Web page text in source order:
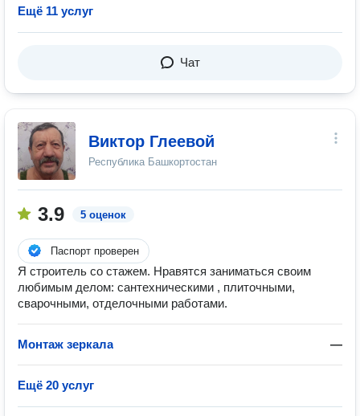
Ещё 11 услуг
Чат
Виктор Глеевой
Республика Башкортостан
3.9 5 оценок
Паспорт проверен
Я строитель со стажем. Нравятся заниматься своим
любимым делом: сантехническими , плиточными,
сварочными, отделочными работами.
Монтаж зеркала —
Ещё 20 услуг